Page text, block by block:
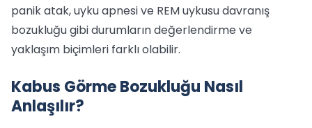
panik atak, uyku apnesi ve REM uykusu davranış
bozukluğu gibi durumların değerlendirme ve
yaklaşım biçimleri farklı olabilir.
Kabus Görme Bozukluğu Nasıl
Anlaşılır?